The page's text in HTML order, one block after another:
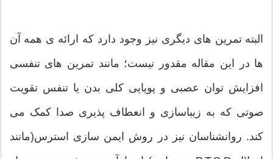
البته تمرین های دیگری نیز وجود دارد که ارائه ی همه آن
ها در این مقاله مقدور نیست؛ مانند تمرین های تنفسی
افزایش توان عصبی و پویایی کلی بدن یا تنفس تقویت
صوتی که به زیباسازی و انعطاف پذیری صدا کمک می
کند. روانشناسان نیز در روش ایمن سازی استرس(مانند